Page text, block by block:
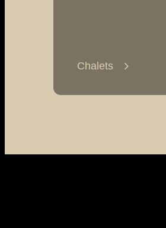
Chalets